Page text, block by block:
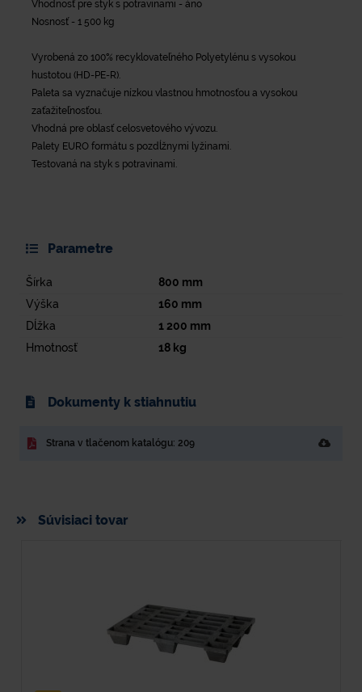
Vhodnosť pre styk s potravinami - áno
Nosnosť - 1 500 kg
Vyrobená zo 100% recyklovateľného Polyetylénu s vysokou
hustotou (HD-PE-R).
Paleta sa vyznačuje nízkou vlastnou hmotnosťou a vysokou
zaťažiteľnosťou.
Vhodná pre oblasť celosvetového vývozu.
Palety EURO formátu s pozdĺžnymi lyžinami.
Testovaná na styk s potravinami.
Parametre
Šírka 800 mm
Výška
160 mm
Dĺžka
1 200 mm
Hmotnosť
18kg
Dokumenty k stiahnutiu
Strana v tlačenom katalógu: 209
Súvisiaci tovar